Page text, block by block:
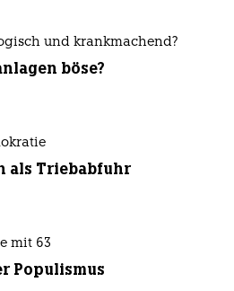
und krankmachend?
böse?
als Triebabfuhr
mit 63
Populismus